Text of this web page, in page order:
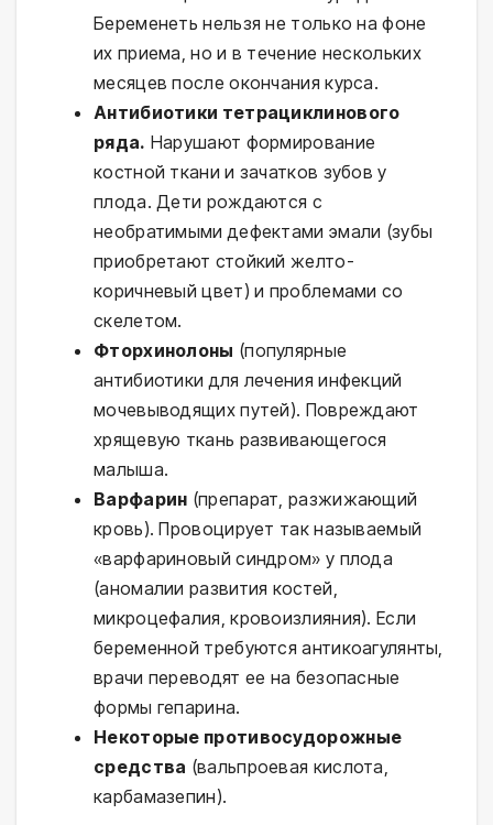
Беременеть нельзя не только на фоне
их приема, но и в течение нескольких
месяцев после окончания курса.
Антибиотики тетрациклинового
ряда. Нарушают формирование
костной ткани и зачатков зубов у
плода. Дети рождаются с
необратимыми дефектами эмали (зубы
приобретают стойкий желто-
коричневый цвет) и проблемами со
скелетом.
Фторхинолоны (популярные
антибиотики для лечения инфекций
мочевыводящих путей). Повреждают
хрящевую ткань развивающегося
малыша.
Варфарин (препарат, разжижающий
кровь). Провоцирует так называемый
«варфариновый синдром» у плода
(аномалии развития костей,
микроцефалия, кровоизлияния). Если
беременной требуются антикоагулянты,
врачи переводят ее на безопасные
формы гепарина.
Некоторые противосудорожные
средства (вальпроевая кислота,
карбамазепин).